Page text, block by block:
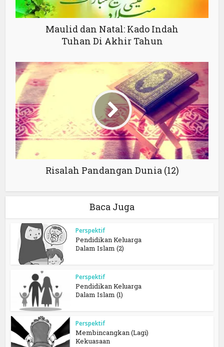
Maulid dan Natal: Kado Indah
Tuhan Di Akhir Tahun
Risalah Pandangan Dunia (12)
Baca Juga
Perspektif
Pendidikan Keluarga
Dalam Islam (2)
Perspektif
Pendidikan Keluarga
Dalam Islam (1)
Perspektif
Membincangkan (Lagi)
Kekuasaan